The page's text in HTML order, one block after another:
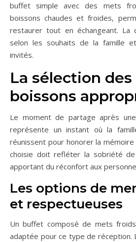
buffet simple avec des mets
boissons chaudes et froides,
restaurer tout en échangeant. La
selon les souhaits de la famille
invités.
La sélection
boissons
Le moment de partage après
représente un instant où la
réunissent pour honorer la mémoire
choisie doit refléter la sobriété de
apportant du réconfort aux
Les options de
et respectueuses
Un buffet composé de mets
adaptée pour ce type de réception.